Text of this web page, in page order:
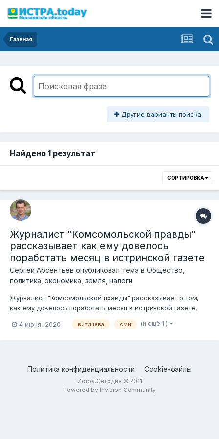
Главная
Другие варианты поиска
Найдено 1 результат
СОРТИРОВКА
Журналист "Комсомольской правды"
рассказывает как ему довелось
поработать месяц в истринской газете
Сергей Арсентьев опубликовал тема в Общество,
политика, экономика, земля, налоги
Журналист "Комсомольской правды" рассказывает о том,
как ему довелось поработать месяц в истринской газете,
Витушева Татьяна Семеновна. Автор не называет конкретных
4 июня, 2020 витушева сми (и ещё 1 )
Политика конфиденциальности Cookie-файлы
Истра.Сегодня © 2011
Powered by Invision Community